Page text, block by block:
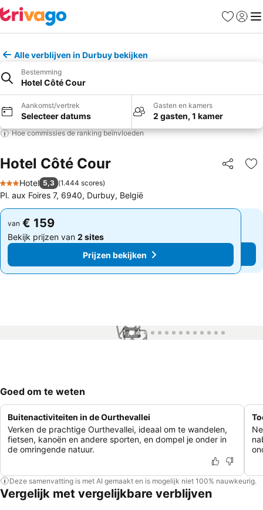
Favorieten
Alle verblijven in Durbuy bekijken
Bestemming
Hotel Côté Cour
Aankomst/vertrek
Selecteer datums
Gasten en kamers
2 gasten, 1 kamer
Hoe commissies de ranking beïnvloeden
Hotel Côté Cour Delen
3 Sterren
Hotel 5,3 (1.444 scores)
Pl. aux Foires 7, 6940, Durbuy, België
van € 159
Bekijk prijzen van 2 sites
Prijzen bekijken
van € 159
Bekijk prijzen van 2 sites
Prijzen bekijken
1 / 14
Goed om te weten
Buitenactiviteiten in de Ourthevallei
Verken de prachtige Ourthevallei, ideaal om te wandelen,
fietsen, kanoën en andere sporten, en dompel je onder in
de omringende natuur.
Deze samenvatting is met AI gemaakt en is mogelijk niet 100% nauwkeurig.
Vergelijk met vergelijkbare verblijven